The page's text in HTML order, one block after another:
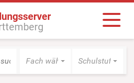
Fach wählen Schulstufe